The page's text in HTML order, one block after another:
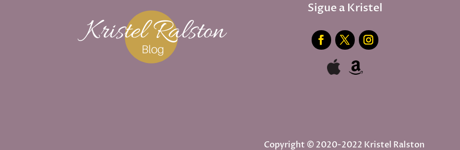
Sigue a Kristel
Copyright © 2020-2022 Kristel Ralston